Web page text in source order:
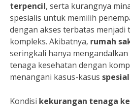
terpencil, serta kurangnya
spesialis untuk memilih
dengan akses terbatas menjadi
kompleks. Akibatnya, rumah
seringkali hanya
tenaga kesehatan dengan
menangani kasus-kasus
Kondisi kekurangan tenaga